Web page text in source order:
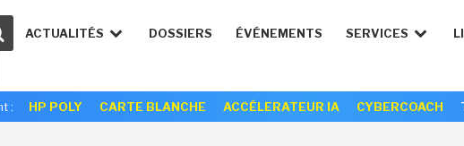
ACTUALITÉS DOSSIERS ÉVÉNEMENTS SERVICES
: HP POLY CARTE BLANCHE ACCÉLERATEUR IA CYBERCOACH